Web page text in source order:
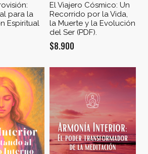
para la
Espiritual
El Viajero Cósmico: Un
Recorrido por la Vida,
la Muerte y la Evolución
del Ser (PDF).
$8.900